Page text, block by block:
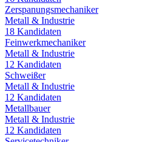
Zerspanungsmechaniker
Metall & Industrie
18 Kandidaten
Feinwerkmechaniker
Metall & Industrie
12 Kandidaten
Schweißer
Metall & Industrie
12 Kandidaten
Metallbauer
Metall & Industrie
12 Kandidaten